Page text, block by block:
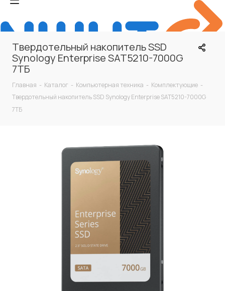
Твердотельный накопитель SSD
Synology Enterprise SAT5210-7000G
7ТБ
Главная - Каталог - Компьютерная техника - Комплектующие -
Твердотельный накопитель SSD Synology Enterprise SAT5210-7000G
7ТБ